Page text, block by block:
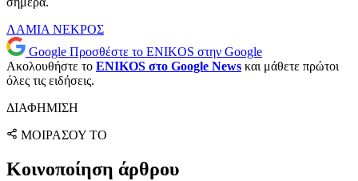
ΛΑΜΙΑ ΝΕΚΡΟΣ
Google Προσθέστε το ENIKOS στην Google
Ακολουθήστε το ENIKOS στο Google News και μάθετε πρώτοι
όλες τις ειδήσεις.
ΔΙΑΦΗΜΙΣΗ
ΜΟΙΡΑΣΟΥ ΤΟ
Κοινοποίηση άρθρου